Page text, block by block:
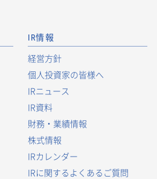
IR情報
経営方針
個人投資家の皆様へ
IRニュース
IR資料
財務・業績情報
株式情報
IRカレンダー
IRに関するよくあるご質問